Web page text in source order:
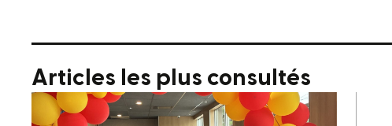
Articles les plus consultés